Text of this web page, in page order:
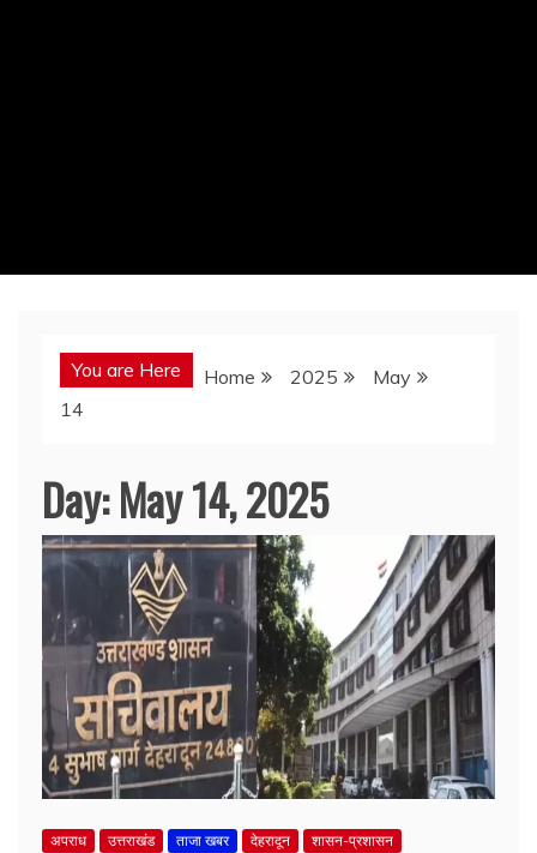
You are Here Home 2025
May
14
Day:May 14, 2025
अपराध उत्तराखंड ताजा खबर देहरादून शासन-प्रशासन